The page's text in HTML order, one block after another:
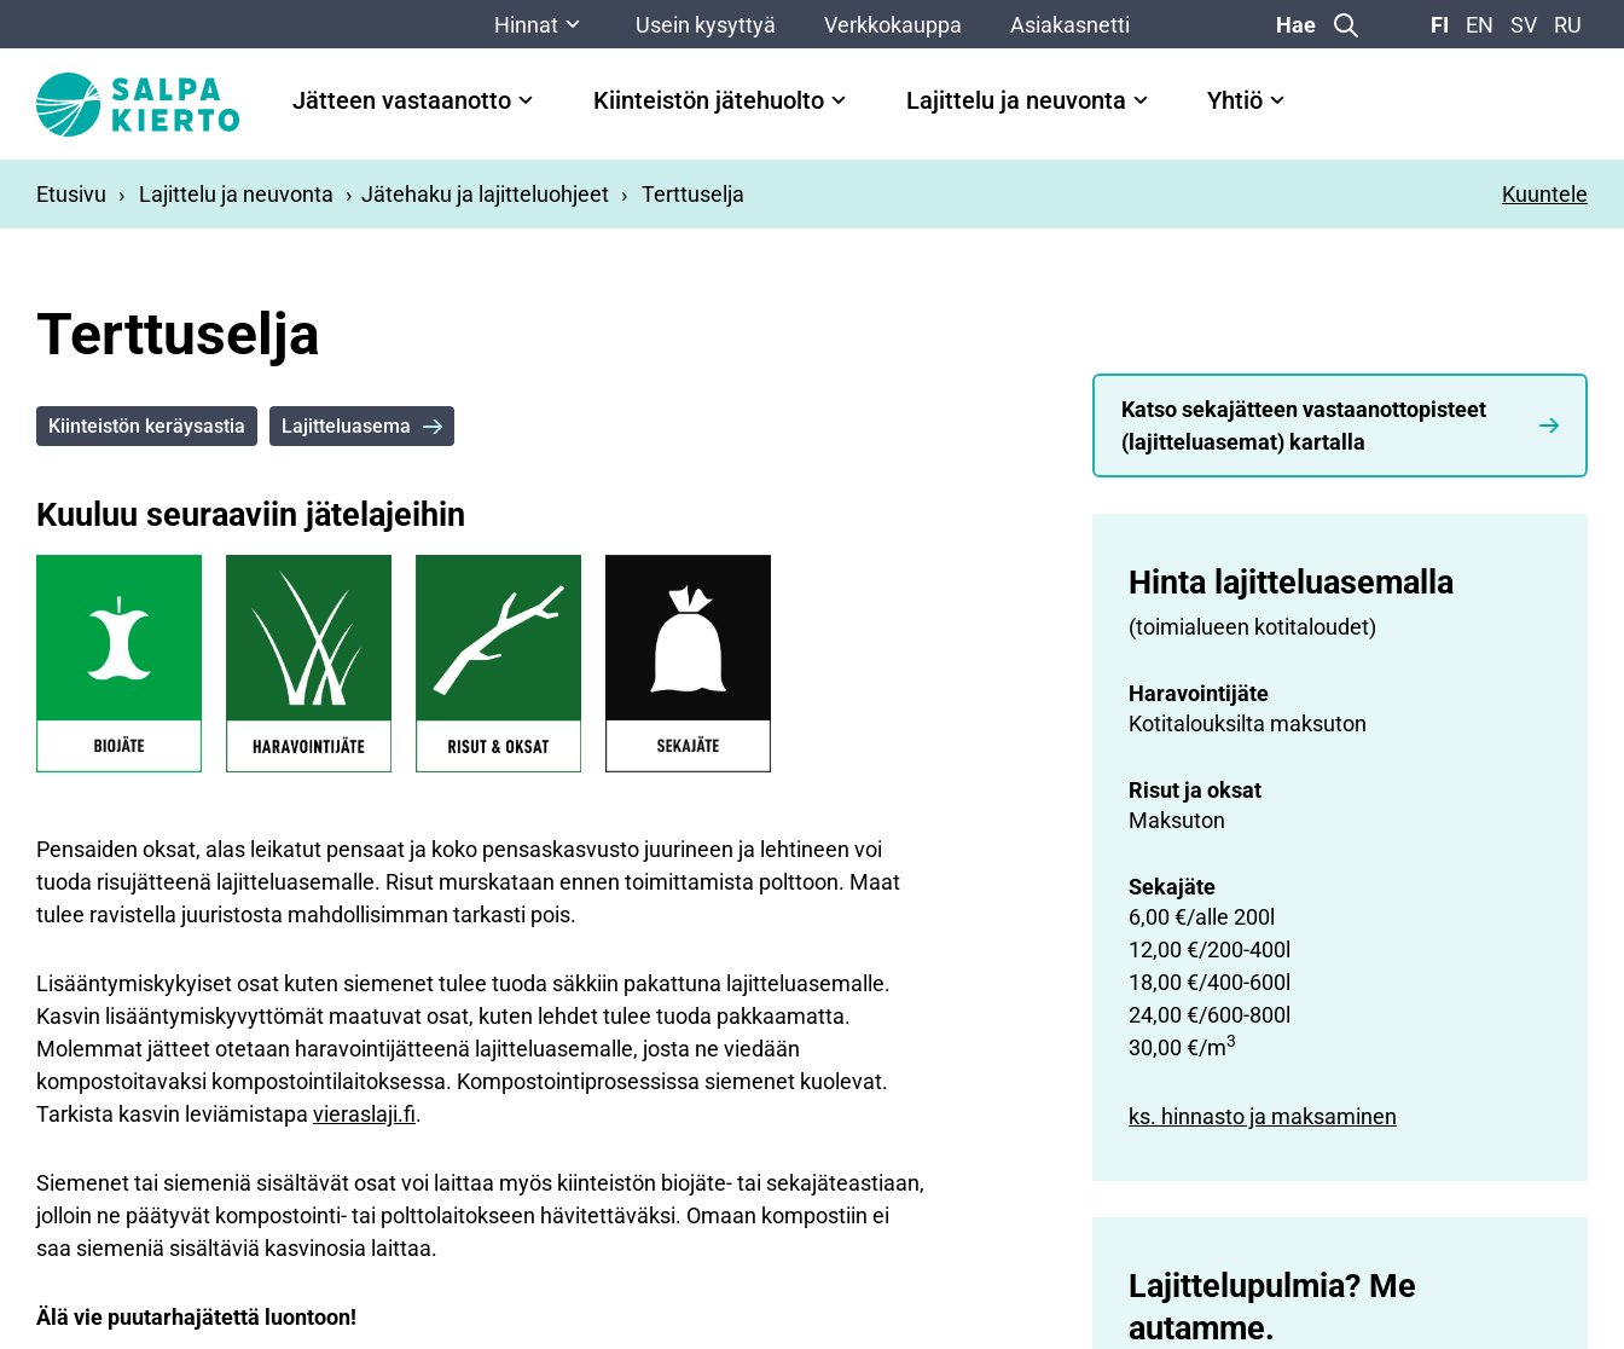
Hinnat Usein kysyttyä Verkkokauppa Asiakasnetti Hae FI EN SV RU
Jätteen vastaanotto Kiinteistön jätehuolto Lajittelu ja neuvonta Yhtiö
Etusivu Lajittelu ja neuvonta Jätehaku ja lajitteluohjeet Terttuselja Kuuntele
Terttuselja
Kiinteistön keräysastia Lajitteluasema
Kuuluu seuraaviin jätelajeihin
Pensaiden oksat, alas leikatut pensaat ja koko pensaskasvusto juurineen ja lehtineen voi
tuoda risujätteenä lajitteluasemalle. Risut murskataan ennen toimittamista polttoon. Maat
tulee ravistella juuristosta mahdollisimman tarkasti pois.
Lisääntymiskykyiset osat kuten siemenet tulee tuoda säkkiin pakattuna lajitteluasemalle.
Kasvin lisääntymiskyvyttömät maatuvat osat, kuten lehdet tulee tuoda pakkaamatta.
Molemmat jätteet otetaan haravointijätteenä lajitteluasemalle, josta ne viedään
kompostoitavaksi kompostointilaitoksessa. Kompostointiprosessissa siemenet kuolevat.
Tarkista kasvin leviämistapa vieraslaji.fi.
Siemenet tai siemeniä sisältävät osat voi laittaa myös kiinteistön biojäte- tai sekajäteastiaan,
jolloin ne päätyvät kompostointi- tai polttolaitokseen hävitettäväksi. Omaan kompostiin ei
saa siemeniä sisältäviä kasvinosia laittaa.
Älä vie puutarhajätettä luontoon!
Katso sekajätteen vastaanottopisteet
(lajitteluasemat) kartalla
Hinta lajittelu­asemalla
(toimialueen kotitaloudet)
Haravointijäte
Kotitalouksilta maksuton
Risut ja oksat
Maksuton
Sekajäte
6,00 €/alle 200l
12,00 €/200-400l
18,00 €/400-600l
24,00 €/600-800l
30,00 €/m3
ks. hinnasto ja maksaminen
Lajittelupulmia? Me
autamme.